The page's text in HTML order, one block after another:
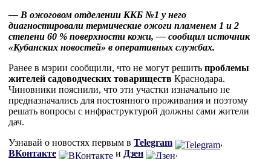
— В ожоговом отделении ККБ №1 у него
диагностировали термические ожоги пламенем 1 и 2
степени 60 % поверхности кожи, — сообщил источник
«Кубанских новостей» в оперативных службах.
Ранее в мэрии сообщили, что не могут решить проблемы
жителей садоводческих товариществ Краснодара.
Чиновники пояснили, что эти участки изначально не
предназначались для постоянного проживания и поэтому
решать вопросы с инфраструктурой должны сами жители
дач.
Узнавай о новостях первым в Telegram
,
ВКонтакте
и Дзен .